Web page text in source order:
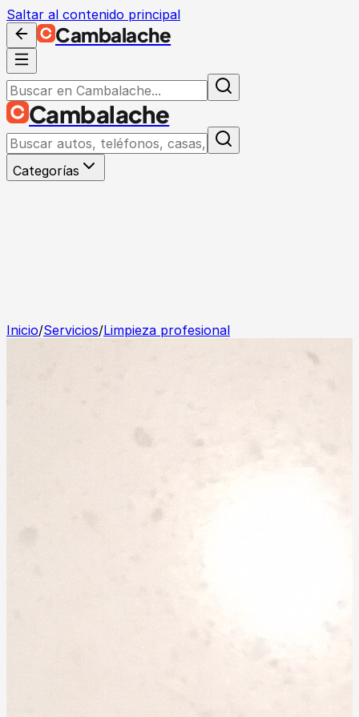
Saltar al contenido principal
Cambalache
Cambalache
Categorías
Inicio/Servicios/Limpieza profesional